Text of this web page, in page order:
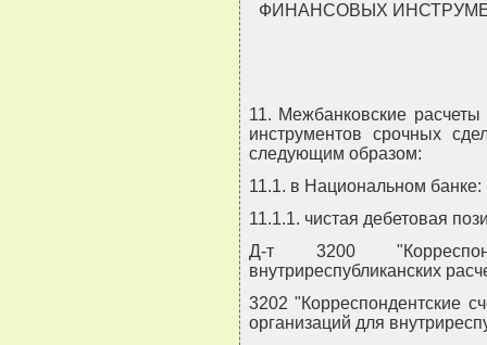
ФИНАНСОВЫХ
11. Межбанковские
инструментов срочных
следующим образом:
11.1. в Национальном банке:
11.1.1. чистая дебетовая
Д-т 3200
внутриреспубликанских
3202 "Корреспондентские
организаций для